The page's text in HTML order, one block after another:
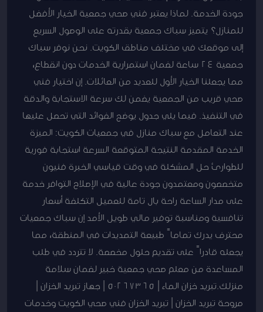
جودة الخدمة. لماذا يعتبر فني صحي جمعية الخيار الأفضل
للمنازل؟ يتميز سباك جمعية بقدرته على الوصول السريع
إلى موقعك في مختلف مناطق الكويت. نحن نوفر سباك
جمعية 24 ساعة لضمان استمرارية الخدمات دون انقطاع،
مما يجعلنا الخيار الأول للعديد من العائلات. إن اختيار فني
صحي قريب من الجمعية يضمن لك سرعة الاستجابة والدقة
في التنفيذ. فيما يلي جدول يوضح الفوائد التي تحصل عليها
عند التعامل مع سباك منازل في جمعيات الكويت: الميزة
الخدمة المقدمة النتيجة المتوقعة السرعة استجابة فورية
للطوارئ حل المشكلة في وقت قياسي الخبرة فنيون
متخصصون ومعتمدون جودة عالية في الإصلاح التوافر خدمة
على مدار الساعة راحة بال تامة للعميل التكلفة أسعار
تنافسية ومناسبة توفير مالي طويل الأمد إن سباك جمعيات
محترف يدرك تماماً طبيعة التمديدات في المنطقة، مما
يجعله قادراً على تقديم حلول مخصصة. لا تتردد في طلب
المساعدة من معلم صحي جمعية خبير لضمان سلامة
منزلك.تبريد خزان الماء | 50267365 | جهاز تبريد الخزان |
مروحة تبريد الخزان | تبريد الخزان فني صحي الكويت وخدمات